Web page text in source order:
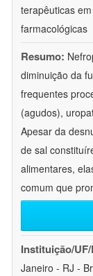
terapêuticas
farmacológicas
Resumo:
diminuição da
frequentes
(agudos),
Apesar da
de sal
alimentares,
comum que
Instituição/
Janeiro - RJ -